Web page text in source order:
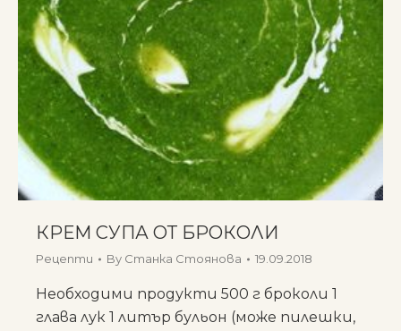
КРЕМ СУПА ОТ БРОКОЛИ
Рецепти By Станка Стоянова 19.09.2018
Необходими продукти 500 г броколи 1
глава лук 1 литър бульон (може пилешки,